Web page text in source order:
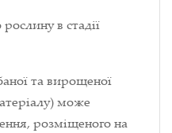
в стадії
та вирощеної
може
розміщеного на